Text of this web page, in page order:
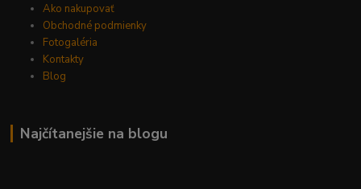
Ako nakupovať
Obchodné podmienky
Fotogaléria
Kontakty
Blog
Najčítanejšie na blogu